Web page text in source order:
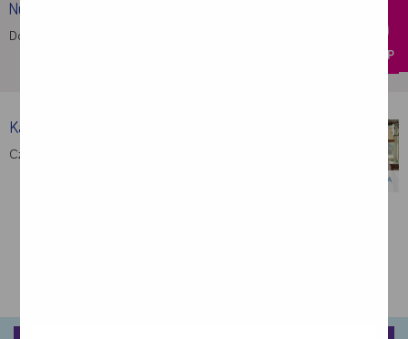
Nutridrink Protein
Dostarcza energię, białko i inne składniki …
Kalkulator Białka dla pacjentów …
Czy wiesz ile białka powinieneś spożywać …
KUP